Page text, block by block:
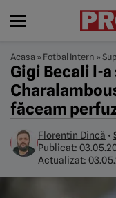
Acasa » Fotbal Intern »
Gigi Becali l-
făceam
Florentin Dincă •
Publicat:
Actualizat: